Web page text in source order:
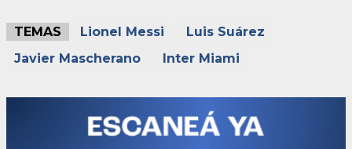
TEMAS Lionel Messi
Luis Suárez
Javier Mascherano
Inter Miami